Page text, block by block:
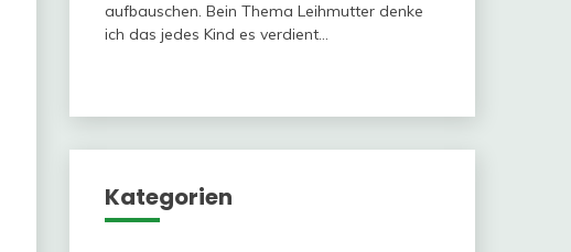
aufbauschen. Bein Thema Leihmutter denke
ich das jedes Kind es verdient…
Kategorien